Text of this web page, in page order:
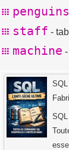
penguins
staff -
machine